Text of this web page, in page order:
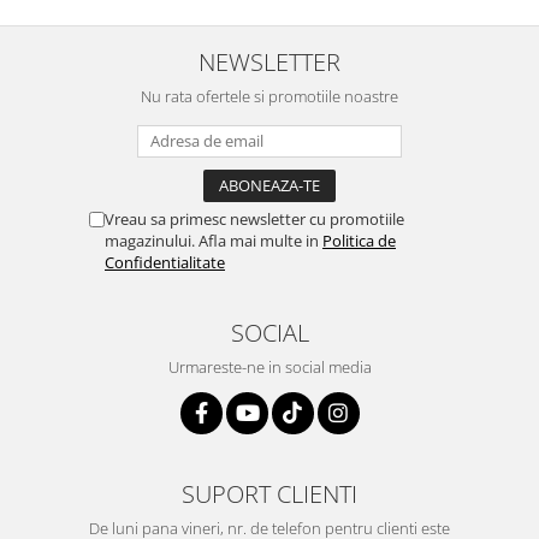
NEWSLETTER
Nu rata ofertele si promotiile noastre
Vreau sa primesc newsletter cu promotiile
magazinului. Afla mai multe in Politica de
Confidentialitate
SOCIAL
Urmareste-ne in social media
SUPORT CLIENTI
De luni pana vineri, nr. de telefon pentru clienti este